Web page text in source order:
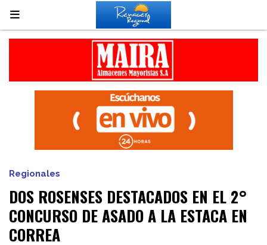
DOS ROSENSES DESTACADOS EN EL 2°
CONCURSO DE ASADO A LA ESTACA EN
CORREA
Regionales